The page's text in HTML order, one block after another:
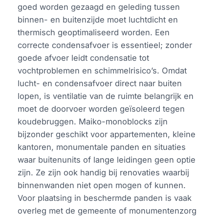
goed worden gezaagd en geleding tussen
binnen- en buitenzijde moet luchtdicht en
thermisch geoptimaliseerd worden. Een
correcte condensafvoer is essentieel; zonder
goede afvoer leidt condensatie tot
vochtproblemen en schimmelrisico’s. Omdat
lucht- en condensafvoer direct naar buiten
lopen, is ventilatie van de ruimte belangrijk en
moet de doorvoer worden geïsoleerd tegen
koudebruggen. Maiko-monoblocks zijn
bijzonder geschikt voor appartementen, kleine
kantoren, monumentale panden en situaties
waar buitenunits of lange leidingen geen optie
zijn. Ze zijn ook handig bij renovaties waarbij
binnenwanden niet open mogen of kunnen.
Voor plaatsing in beschermde panden is vaak
overleg met de gemeente of monumentenzorg